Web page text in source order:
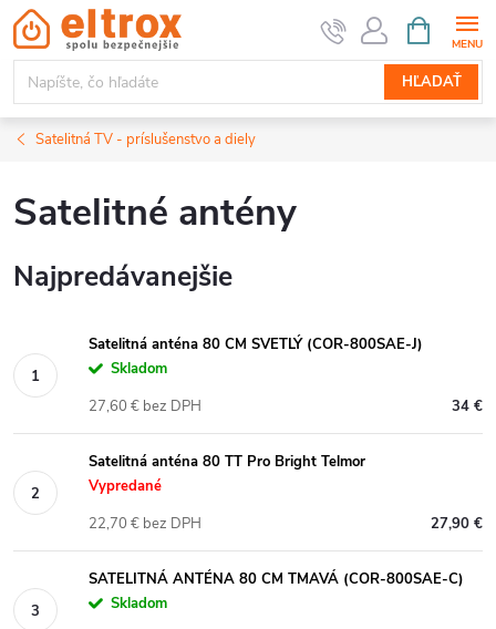
Prejsť
na
obsah
HĽADAŤ
KOŠÍK
Satelitná TV - príslušenstvo a diely
Satelitné antény
Najpredávanejšie
Satelitná anténa 80 CM SVETLÝ (COR-800SAE-J)
Skladom
34 €
27,60 € bez DPH
Satelitná anténa 80 TT Pro Bright Telmor
Vypredané
27,90 €
22,70 € bez DPH
SATELITNÁ ANTÉNA 80 CM TMAVÁ (COR-800SAE-C)
Skladom